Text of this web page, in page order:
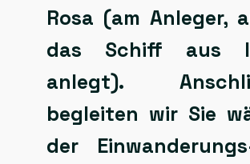
Rosa (am Anleger,
das Schiff aus
anlegt).
begleiten wir Sie
der